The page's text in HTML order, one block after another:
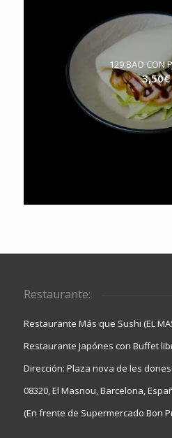
129.BAO CON
3,50€
Restaurante:
Restaurante Más que Sushi (EL
Restaurante Japónes con Buffet
Dirección: Plaza nova de les
08320, El Masnou, Barcelona,
(En frente de Supermercado Bon